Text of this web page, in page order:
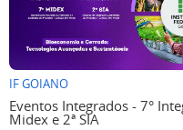
IF GOIANO
Eventos Integrados - 7°
Midex e 2ª SIA